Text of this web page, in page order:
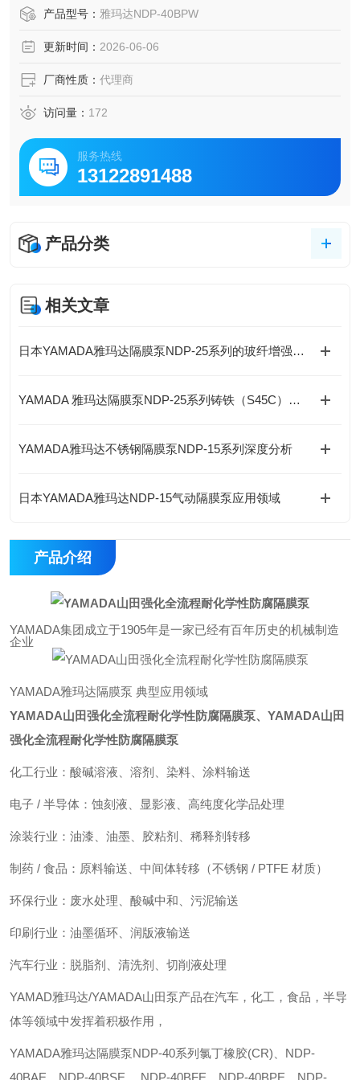
的输送YAMADA山田强化全流程耐化学性防腐隔膜泵
产品型号： 雅玛达NDP-40BPW
更新时间： 2026-06-06
厂商性质： 代理商
访问量： 172
服务热线
13122891488
产品分类
相关文章
日本YAMADA雅玛达隔膜泵NDP-25系列的玻纤增强聚丙烯（PP-GF）泵体
YAMADA 雅玛达隔膜泵NDP-25系列铸铁（S45C）简介
YAMADA雅玛达不锈钢隔膜泵NDP-15系列深度分析
日本YAMADA雅玛达NDP-15气动隔膜泵应用领域
产品介绍
YAMADA集团成立于1905年是一家已经有百年历史的机械制造
企业
YAMADA雅玛达隔膜泵 典型应用领域
YAMADA山田强化全流程耐化学性防腐隔膜泵、YAMADA山田
强化全流程耐化学性防腐隔膜泵
化工行业：酸碱溶液、溶剂、染料、涂料输送
电子 / 半导体：蚀刻液、显影液、高纯度化学品处理
涂装行业：油漆、油墨、胶粘剂、稀释剂转移
制药 / 食品：原料输送、中间体转移（不锈钢 / PTFE 材质）
环保行业：废水处理、酸碱中和、污泥输送
印刷行业：油墨循环、润版液输送
汽车行业：脱脂剂、清洗剂、切削液处理
YAMAD雅玛达/YAMADA山田泵产品在汽车，化工，食品，半导
体等领域中发挥着积极作用，
YAMADA雅玛达隔膜泵NDP-40系列 氯丁橡胶(CR)、NDP-
40BAE、NDP-40BSE、 NDP-40BFE、NDP-40BPE、NDP-